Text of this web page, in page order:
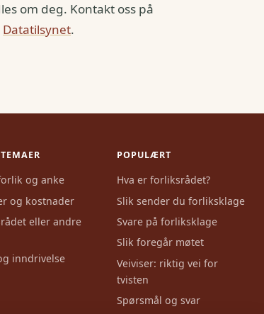
om deg. Kontakt oss på
Datatilsynet.
og anke
og kostnader
eller andre
inndrivelse
POPULÆRT
Hva er forliksrådet?
Slik sender du forliksklage
Svare på forliksklage
Slik foregår møtet
Veiviser: riktig vei for
tvisten
Spørsmål og svar